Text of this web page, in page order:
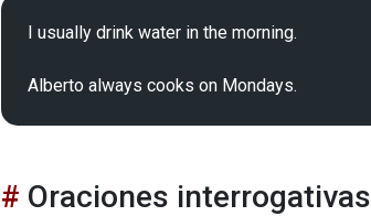
I usually drink water in the morning.
Oraciones interrogativas